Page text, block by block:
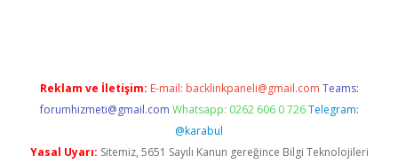
Reklam ve İletişim: E-mail: backlinkpaneli@gmail.com Teams:
forumhizmeti@gmail.com Whatsapp: 0262 606 0 726 Telegram:
@karabul
Yasal Uyarı: Sitemiz, 5651 Sayılı Kanun gereğince Bilgi Teknolojileri